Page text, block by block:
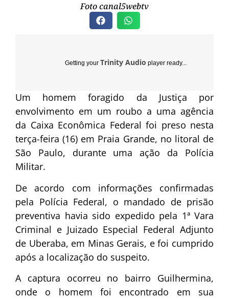
Foto canal5webtv
Getting your Trinity Audio player ready...
Um homem foragido da Justiça por
envolvimento em um roubo a uma agência
da Caixa Econômica Federal foi preso nesta
terça-feira (16) em Praia Grande, no litoral de
São Paulo, durante uma ação da Polícia
Militar.
De acordo com informações confirmadas
pela Polícia Federal, o mandado de prisão
preventiva havia sido expedido pela 1ª Vara
Criminal e Juizado Especial Federal Adjunto
de Uberaba, em Minas Gerais, e foi cumprido
após a localização do suspeito.
A captura ocorreu no bairro Guilhermina,
onde o homem foi encontrado em sua